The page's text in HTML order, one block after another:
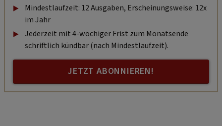
Mindestlaufzeit: 12 Ausgaben, Erscheinungsweise: 12x
im Jahr
Jederzeit mit 4-wöchiger Frist zum Monatsende
schriftlich kündbar (nach Mindestlaufzeit).
JETZT ABONNIEREN!